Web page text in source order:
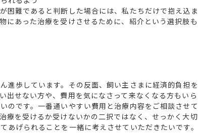
困難であると判断した場合には、私たちだけで抱え込ま
にあった治療を受けさせるために、紹介という選択肢も
進歩しています。その反面、飼い主さまに経済的負担を
出せない方や、費用を気になさって来なくなる方もいら
のです。一番通いやすい費用と治療内容をご相談させて
療を受けるか受けないかの二択ではなく、せっかく大切
あげられることを一緒に考えさせていただきたいです。